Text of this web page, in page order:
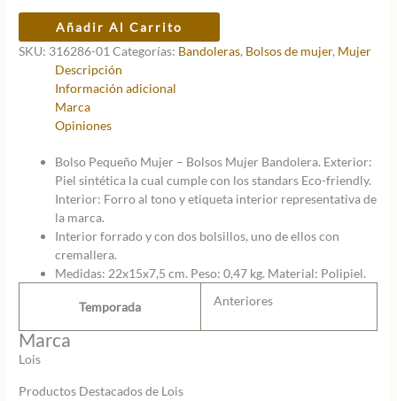
BANDOLERA
LOIS
PEQUEÑA
DOBLE
cantidad
Añadir Al Carrito
SKU: 316286-01 Categorías: Bandoleras, Bolsos de mujer, Mujer
Descripción
Información adicional
Marca
Opiniones
Bolso Pequeño Mujer – Bolsos Mujer Bandolera. Exterior:
Piel sintética la cual cumple con los standars Eco-friendly.
Interior: Forro al tono y etiqueta interior representativa de
la marca.
Interior forrado y con dos bolsillos, uno de ellos con
cremallera.
Medidas: 22x15x7,5 cm. Peso: 0,47 kg. Material: Polipiel.
Temporada Anteriores
Marca
Lois
Productos Destacados de Lois